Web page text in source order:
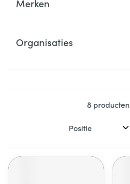
Merken
Organisaties
8 producten
Sorteer op: